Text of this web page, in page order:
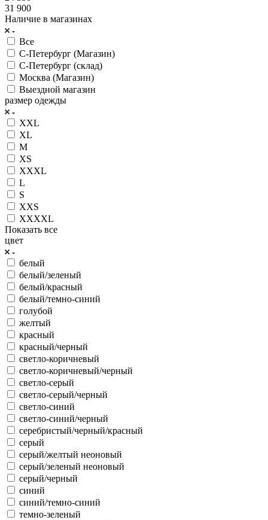
31 900
Наличие в магазинах
Все
С-Петербург (Магазин)
С-Петербург (склад)
Москва (Магазин)
Выездной магазин
размер одежды
XXL
XL
M
XS
XXXL
L
S
XXS
XXXXL
Показать все
цвет
белый
белый/зеленый
белый/красный
белый/темно-синий
голубой
желтый
красный
красный/черный
светло-коричневый
светло-коричневый/черный
светло-серый
светло-серый/черный
светло-синий
светло-синий/черный
серебристый/черный/красный
серый
серый/желтый неоновый
серый/зеленый неоновый
серый/черный
синий
синий/темно-синий
темно-зеленый